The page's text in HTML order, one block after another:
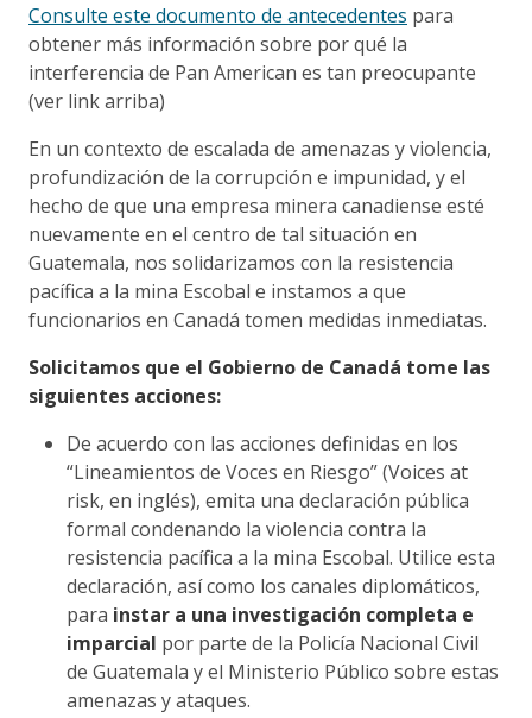
Consulte este documento de antecedentes para
obtener más información sobre por qué la
interferencia de Pan American es tan preocupante
(ver link arriba)
En un contexto de escalada de amenazas y violencia,
profundización de la corrupción e impunidad, y el
hecho de que una empresa minera canadiense esté
nuevamente en el centro de tal situación en
Guatemala, nos solidarizamos con la resistencia
pacífica a la mina Escobal e instamos a que
funcionarios en Canadá tomen medidas inmediatas.
Solicitamos que el Gobierno de Canadá tome las
siguientes acciones:
De acuerdo con las acciones definidas en los
“Lineamientos de Voces en Riesgo” (Voices at
risk, en inglés), emita una declaración pública
formal condenando la violencia contra la
resistencia pacífica a la mina Escobal. Utilice esta
declaración, así como los canales diplomáticos,
para instar a una investigación completa e
imparcial por parte de la Policía Nacional Civil
de Guatemala y el Ministerio Público sobre estas
amenazas y ataques.